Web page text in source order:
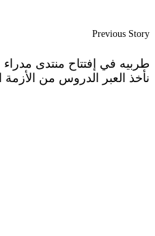
Previous Story
طربيه في إفتتاح منتدى
نأخذ العبر الدروس من الأزمة